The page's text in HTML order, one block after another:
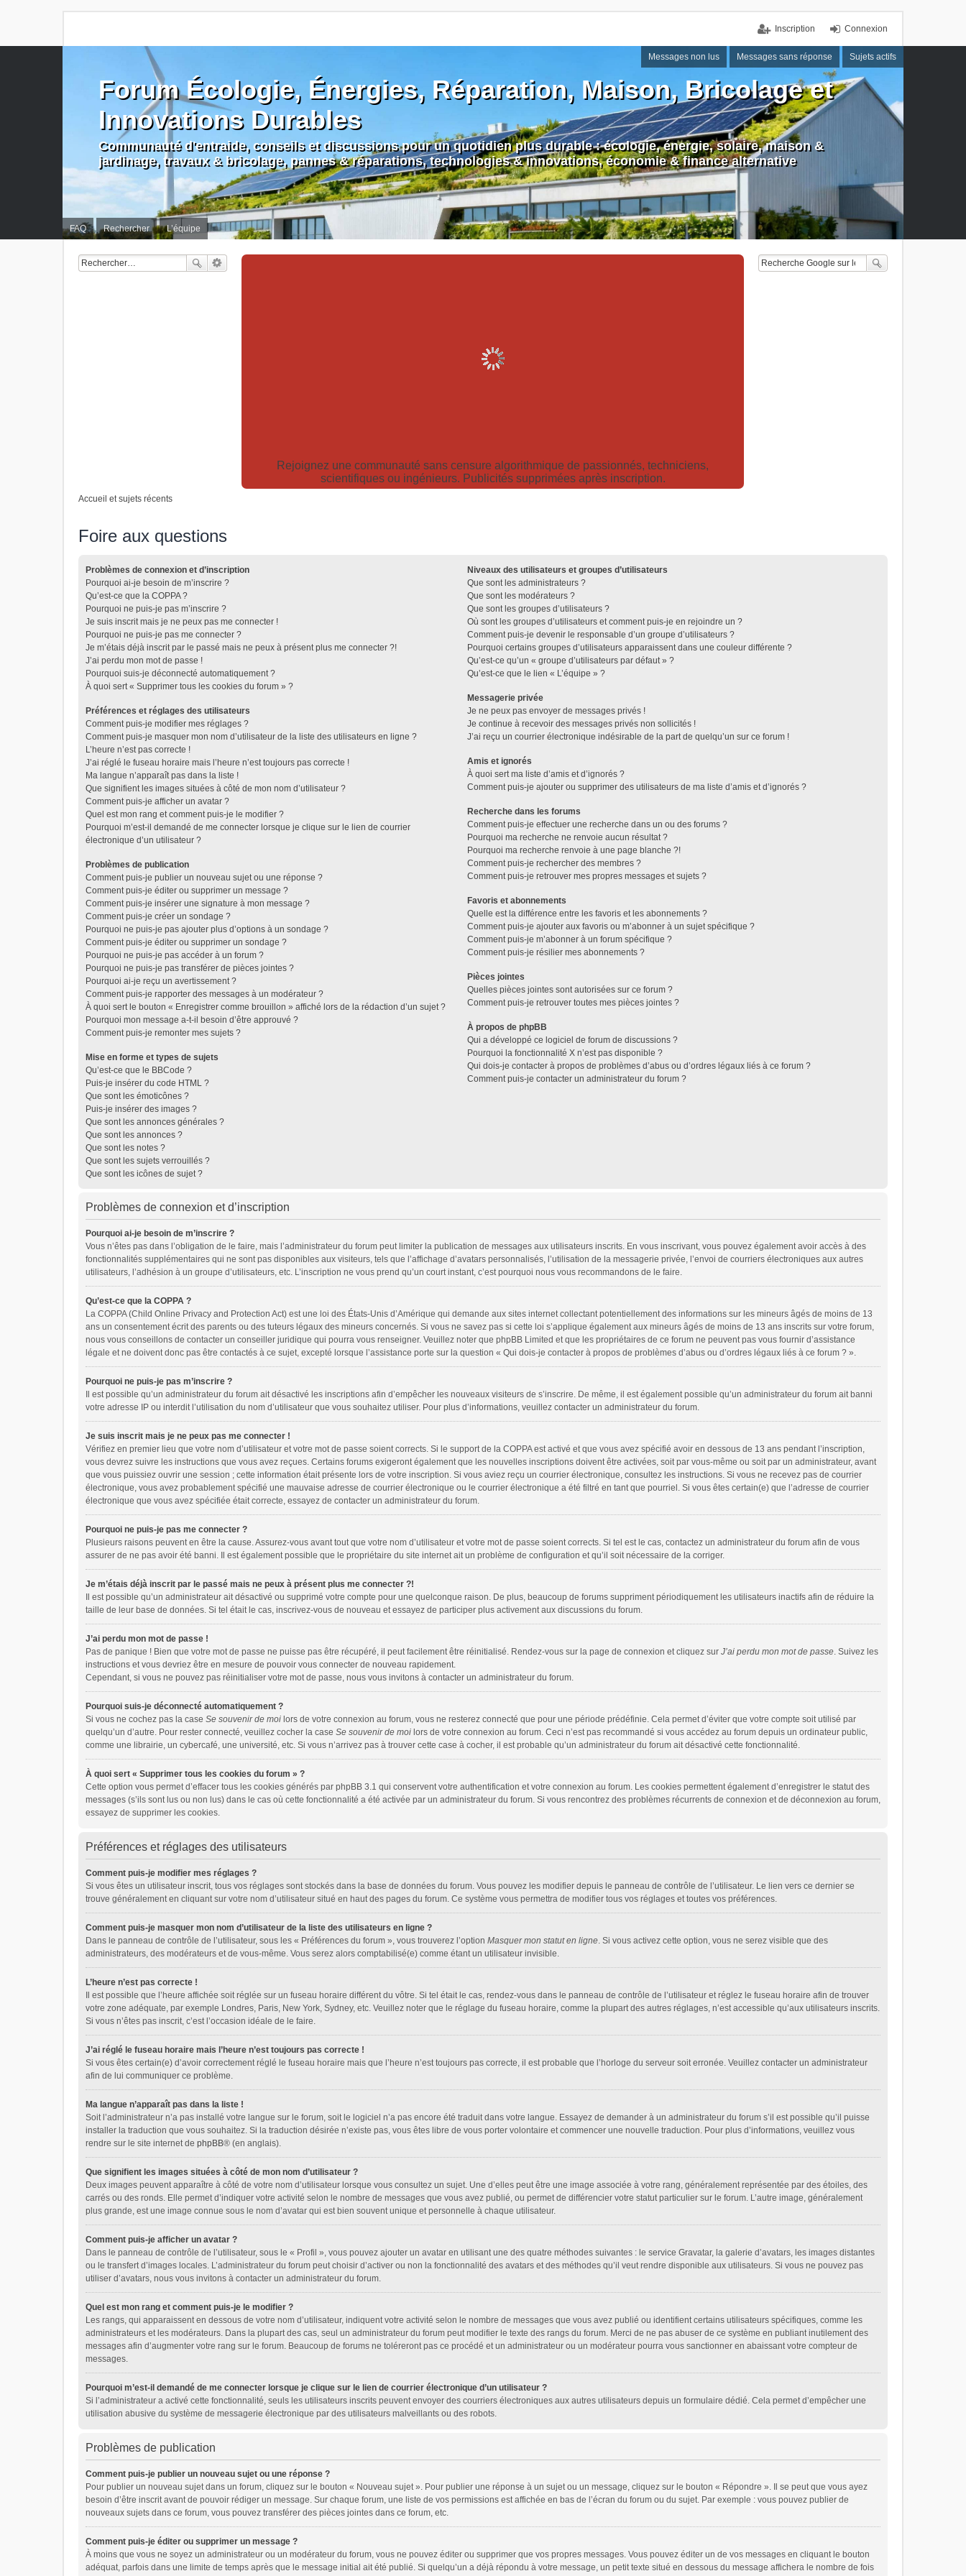
Connexion
Inscription
Messages non lus Messages sans réponse Sujets actifs
FAQ Rechercher L’équipe
Forum Écologie, Énergies, Réparation, Maison, Bricolage et
Innovations Durables
Communauté d'entraide, conseils et discussions pour un quotidien plus durable : écologie, énergie, solaire, maison &
jardinage, travaux & bricolage, pannes & réparations, technologies & innovations, économie & finance alternative
Rejoignez une communauté sans censure algorithmique de passionnés, techniciens,
scientifiques ou ingénieurs. Publicités supprimées après inscription.
Accueil et sujets récents
Foire aux questions
Problèmes de connexion et d’inscription
Pourquoi ai-je besoin de m’inscrire ?
Qu’est-ce que la COPPA ?
Pourquoi ne puis-je pas m’inscrire ?
Je suis inscrit mais je ne peux pas me connecter !
Pourquoi ne puis-je pas me connecter ?
Je m’étais déjà inscrit par le passé mais ne peux à présent plus me connecter ?!
J’ai perdu mon mot de passe !
Pourquoi suis-je déconnecté automatiquement ?
À quoi sert « Supprimer tous les cookies du forum » ?
Préférences et réglages des utilisateurs
Comment puis-je modifier mes réglages ?
Comment puis-je masquer mon nom d’utilisateur de la liste des utilisateurs en ligne ?
L’heure n’est pas correcte !
J’ai réglé le fuseau horaire mais l’heure n’est toujours pas correcte !
Ma langue n’apparaît pas dans la liste !
Que signifient les images situées à côté de mon nom d’utilisateur ?
Comment puis-je afficher un avatar ?
Quel est mon rang et comment puis-je le modifier ?
Pourquoi m’est-il demandé de me connecter lorsque je clique sur le lien de courrier
électronique d’un utilisateur ?
Problèmes de publication
Comment puis-je publier un nouveau sujet ou une réponse ?
Comment puis-je éditer ou supprimer un message ?
Comment puis-je insérer une signature à mon message ?
Comment puis-je créer un sondage ?
Pourquoi ne puis-je pas ajouter plus d’options à un sondage ?
Comment puis-je éditer ou supprimer un sondage ?
Pourquoi ne puis-je pas accéder à un forum ?
Pourquoi ne puis-je pas transférer de pièces jointes ?
Pourquoi ai-je reçu un avertissement ?
Comment puis-je rapporter des messages à un modérateur ?
À quoi sert le bouton « Enregistrer comme brouillon » affiché lors de la rédaction d’un sujet ?
Pourquoi mon message a-t-il besoin d’être approuvé ?
Comment puis-je remonter mes sujets ?
Mise en forme et types de sujets
Qu’est-ce que le BBCode ?
Puis-je insérer du code HTML ?
Que sont les émoticônes ?
Puis-je insérer des images ?
Que sont les annonces générales ?
Que sont les annonces ?
Que sont les notes ?
Que sont les sujets verrouillés ?
Que sont les icônes de sujet ?
Niveaux des utilisateurs et groupes d’utilisateurs
Que sont les administrateurs ?
Que sont les modérateurs ?
Que sont les groupes d’utilisateurs ?
Où sont les groupes d’utilisateurs et comment puis-je en rejoindre un ?
Comment puis-je devenir le responsable d’un groupe d’utilisateurs ?
Pourquoi certains groupes d’utilisateurs apparaissent dans une couleur différente ?
Qu’est-ce qu’un « groupe d’utilisateurs par défaut » ?
Qu’est-ce que le lien « L’équipe » ?
Messagerie privée
Je ne peux pas envoyer de messages privés !
Je continue à recevoir des messages privés non sollicités !
J’ai reçu un courrier électronique indésirable de la part de quelqu’un sur ce forum !
Amis et ignorés
À quoi sert ma liste d’amis et d’ignorés ?
Comment puis-je ajouter ou supprimer des utilisateurs de ma liste d’amis et d’ignorés ?
Recherche dans les forums
Comment puis-je effectuer une recherche dans un ou des forums ?
Pourquoi ma recherche ne renvoie aucun résultat ?
Pourquoi ma recherche renvoie à une page blanche ?!
Comment puis-je rechercher des membres ?
Comment puis-je retrouver mes propres messages et sujets ?
Favoris et abonnements
Quelle est la différence entre les favoris et les abonnements ?
Comment puis-je ajouter aux favoris ou m’abonner à un sujet spécifique ?
Comment puis-je m’abonner à un forum spécifique ?
Comment puis-je résilier mes abonnements ?
Pièces jointes
Quelles pièces jointes sont autorisées sur ce forum ?
Comment puis-je retrouver toutes mes pièces jointes ?
À propos de phpBB
Qui a développé ce logiciel de forum de discussions ?
Pourquoi la fonctionnalité X n’est pas disponible ?
Qui dois-je contacter à propos de problèmes d’abus ou d’ordres légaux liés à ce forum ?
Comment puis-je contacter un administrateur du forum ?
Problèmes de connexion et d’inscription
Pourquoi ai-je besoin de m’inscrire ?
Vous n’êtes pas dans l’obligation de le faire, mais l’administrateur du forum peut limiter la publication de messages aux utilisateurs inscrits. En vous inscrivant, vous pouvez également avoir accès à des
fonctionnalités supplémentaires qui ne sont pas disponibles aux visiteurs, tels que l’affichage d’avatars personnalisés, l’utilisation de la messagerie privée, l’envoi de courriers électroniques aux autres
utilisateurs, l’adhésion à un groupe d’utilisateurs, etc. L’inscription ne vous prend qu’un court instant, c’est pourquoi nous vous recommandons de le faire.
Qu’est-ce que la COPPA ?
La COPPA (Child Online Privacy and Protection Act) est une loi des États-Unis d’Amérique qui demande aux sites internet collectant potentiellement des informations sur les mineurs âgés de moins de 13
ans un consentement écrit des parents ou des tuteurs légaux des mineurs concernés. Si vous ne savez pas si cette loi s’applique également aux mineurs âgés de moins de 13 ans inscrits sur votre forum,
nous vous conseillons de contacter un conseiller juridique qui pourra vous renseigner. Veuillez noter que phpBB Limited et que les propriétaires de ce forum ne peuvent pas vous fournir d’assistance
légale et ne doivent donc pas être contactés à ce sujet, excepté lorsque l’assistance porte sur la question « Qui dois-je contacter à propos de problèmes d’abus ou d’ordres légaux liés à ce forum ? ».
Pourquoi ne puis-je pas m’inscrire ?
Il est possible qu’un administrateur du forum ait désactivé les inscriptions afin d’empêcher les nouveaux visiteurs de s’inscrire. De même, il est également possible qu’un administrateur du forum ait banni
votre adresse IP ou interdit l’utilisation du nom d’utilisateur que vous souhaitez utiliser. Pour plus d’informations, veuillez contacter un administrateur du forum.
Je suis inscrit mais je ne peux pas me connecter !
Vérifiez en premier lieu que votre nom d’utilisateur et votre mot de passe soient corrects. Si le support de la COPPA est activé et que vous avez spécifié avoir en dessous de 13 ans pendant l’inscription,
vous devrez suivre les instructions que vous avez reçues. Certains forums exigeront également que les nouvelles inscriptions doivent être activées, soit par vous-même ou soit par un administrateur, avant
que vous puissiez ouvrir une session ; cette information était présente lors de votre inscription. Si vous aviez reçu un courrier électronique, consultez les instructions. Si vous ne recevez pas de courrier
électronique, vous avez probablement spécifié une mauvaise adresse de courrier électronique ou le courrier électronique a été filtré en tant que pourriel. Si vous êtes certain(e) que l’adresse de courrier
électronique que vous avez spécifiée était correcte, essayez de contacter un administrateur du forum.
Pourquoi ne puis-je pas me connecter ?
Plusieurs raisons peuvent en être la cause. Assurez-vous avant tout que votre nom d’utilisateur et votre mot de passe soient corrects. Si tel est le cas, contactez un administrateur du forum afin de vous
assurer de ne pas avoir été banni. Il est également possible que le propriétaire du site internet ait un problème de configuration et qu’il soit nécessaire de la corriger.
Je m’étais déjà inscrit par le passé mais ne peux à présent plus me connecter ?!
Il est possible qu’un administrateur ait désactivé ou supprimé votre compte pour une quelconque raison. De plus, beaucoup de forums suppriment périodiquement les utilisateurs inactifs afin de réduire la
taille de leur base de données. Si tel était le cas, inscrivez-vous de nouveau et essayez de participer plus activement aux discussions du forum.
J’ai perdu mon mot de passe !
Pas de panique ! Bien que votre mot de passe ne puisse pas être récupéré, il peut facilement être réinitialisé. Rendez-vous sur la page de connexion et cliquez sur J’ai perdu mon mot de passe. Suivez les
instructions et vous devriez être en mesure de pouvoir vous connecter de nouveau rapidement.
Cependant, si vous ne pouvez pas réinitialiser votre mot de passe, nous vous invitons à contacter un administrateur du forum.
Pourquoi suis-je déconnecté automatiquement ?
Si vous ne cochez pas la case Se souvenir de moi lors de votre connexion au forum, vous ne resterez connecté que pour une période prédéfinie. Cela permet d’éviter que votre compte soit utilisé par
quelqu’un d’autre. Pour rester connecté, veuillez cocher la case Se souvenir de moi lors de votre connexion au forum. Ceci n’est pas recommandé si vous accédez au forum depuis un ordinateur public,
comme une librairie, un cybercafé, une université, etc. Si vous n’arrivez pas à trouver cette case à cocher, il est probable qu’un administrateur du forum ait désactivé cette fonctionnalité.
À quoi sert « Supprimer tous les cookies du forum » ?
Cette option vous permet d’effacer tous les cookies générés par phpBB 3.1 qui conservent votre authentification et votre connexion au forum. Les cookies permettent également d’enregistrer le statut des
messages (s’ils sont lus ou non lus) dans le cas où cette fonctionnalité a été activée par un administrateur du forum. Si vous rencontrez des problèmes récurrents de connexion et de déconnexion au forum,
essayez de supprimer les cookies.
Préférences et réglages des utilisateurs
Comment puis-je modifier mes réglages ?
Si vous êtes un utilisateur inscrit, tous vos réglages sont stockés dans la base de données du forum. Vous pouvez les modifier depuis le panneau de contrôle de l’utilisateur. Le lien vers ce dernier se
trouve généralement en cliquant sur votre nom d’utilisateur situé en haut des pages du forum. Ce système vous permettra de modifier tous vos réglages et toutes vos préférences.
Comment puis-je masquer mon nom d’utilisateur de la liste des utilisateurs en ligne ?
Dans le panneau de contrôle de l’utilisateur, sous les « Préférences du forum », vous trouverez l’option Masquer mon statut en ligne. Si vous activez cette option, vous ne serez visible que des
administrateurs, des modérateurs et de vous-même. Vous serez alors comptabilisé(e) comme étant un utilisateur invisible.
L’heure n’est pas correcte !
Il est possible que l’heure affichée soit réglée sur un fuseau horaire différent du vôtre. Si tel était le cas, rendez-vous dans le panneau de contrôle de l’utilisateur et réglez le fuseau horaire afin de trouver
votre zone adéquate, par exemple Londres, Paris, New York, Sydney, etc. Veuillez noter que le réglage du fuseau horaire, comme la plupart des autres réglages, n’est accessible qu’aux utilisateurs inscrits.
Si vous n’êtes pas inscrit, c’est l’occasion idéale de le faire.
J’ai réglé le fuseau horaire mais l’heure n’est toujours pas correcte !
Si vous êtes certain(e) d’avoir correctement réglé le fuseau horaire mais que l’heure n’est toujours pas correcte, il est probable que l’horloge du serveur soit erronée. Veuillez contacter un administrateur
afin de lui communiquer ce problème.
Ma langue n’apparaît pas dans la liste !
Soit l’administrateur n’a pas installé votre langue sur le forum, soit le logiciel n’a pas encore été traduit dans votre langue. Essayez de demander à un administrateur du forum s’il est possible qu’il puisse
installer la traduction que vous souhaitez. Si la traduction désirée n’existe pas, vous êtes libre de vous porter volontaire et commencer une nouvelle traduction. Pour plus d’informations, veuillez vous
rendre sur le site internet de phpBB® (en anglais).
Que signifient les images situées à côté de mon nom d’utilisateur ?
Deux images peuvent apparaître à côté de votre nom d’utilisateur lorsque vous consultez un sujet. Une d’elles peut être une image associée à votre rang, généralement représentée par des étoiles, des
carrés ou des ronds. Elle permet d’indiquer votre activité selon le nombre de messages que vous avez publié, ou permet de différencier votre statut particulier sur le forum. L’autre image, généralement
plus grande, est une image connue sous le nom d’avatar qui est bien souvent unique et personnelle à chaque utilisateur.
Comment puis-je afficher un avatar ?
Dans le panneau de contrôle de l’utilisateur, sous le « Profil », vous pouvez ajouter un avatar en utilisant une des quatre méthodes suivantes : le service Gravatar, la galerie d’avatars, les images distantes
ou le transfert d’images locales. L’administrateur du forum peut choisir d’activer ou non la fonctionnalité des avatars et des méthodes qu’il veut rendre disponible aux utilisateurs. Si vous ne pouvez pas
utiliser d’avatars, nous vous invitons à contacter un administrateur du forum.
Quel est mon rang et comment puis-je le modifier ?
Les rangs, qui apparaissent en dessous de votre nom d’utilisateur, indiquent votre activité selon le nombre de messages que vous avez publié ou identifient certains utilisateurs spécifiques, comme les
administrateurs et les modérateurs. Dans la plupart des cas, seul un administrateur du forum peut modifier le texte des rangs du forum. Merci de ne pas abuser de ce système en publiant inutilement des
messages afin d’augmenter votre rang sur le forum. Beaucoup de forums ne toléreront pas ce procédé et un administrateur ou un modérateur pourra vous sanctionner en abaissant votre compteur de
messages.
Pourquoi m’est-il demandé de me connecter lorsque je clique sur le lien de courrier électronique d’un utilisateur ?
Si l’administrateur a activé cette fonctionnalité, seuls les utilisateurs inscrits peuvent envoyer des courriers électroniques aux autres utilisateurs depuis un formulaire dédié. Cela permet d’empêcher une
utilisation abusive du système de messagerie électronique par des utilisateurs malveillants ou des robots.
Problèmes de publication
Comment puis-je publier un nouveau sujet ou une réponse ?
Pour publier un nouveau sujet dans un forum, cliquez sur le bouton « Nouveau sujet ». Pour publier une réponse à un sujet ou un message, cliquez sur le bouton « Répondre ». Il se peut que vous ayez
besoin d’être inscrit avant de pouvoir rédiger un message. Sur chaque forum, une liste de vos permissions est affichée en bas de l’écran du forum ou du sujet. Par exemple : vous pouvez publier de
nouveaux sujets dans ce forum, vous pouvez transférer des pièces jointes dans ce forum, etc.
Comment puis-je éditer ou supprimer un message ?
À moins que vous ne soyez un administrateur ou un modérateur du forum, vous ne pouvez éditer ou supprimer que vos propres messages. Vous pouvez éditer un de vos messages en cliquant le bouton
adéquat, parfois dans une limite de temps après que le message initial ait été publié. Si quelqu’un a déjà répondu à votre message, un petit texte situé en dessous du message affichera le nombre de fois